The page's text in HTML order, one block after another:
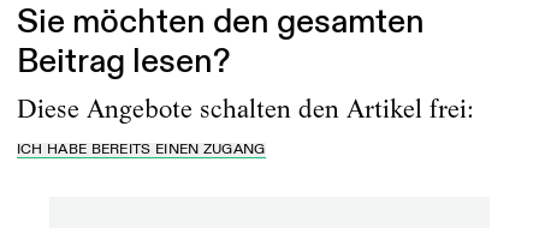
Sie möchten den gesamten
Beitrag lesen?
Diese Angebote schalten den Artikel frei:
ICH HABE BEREITS EINEN ZUGANG